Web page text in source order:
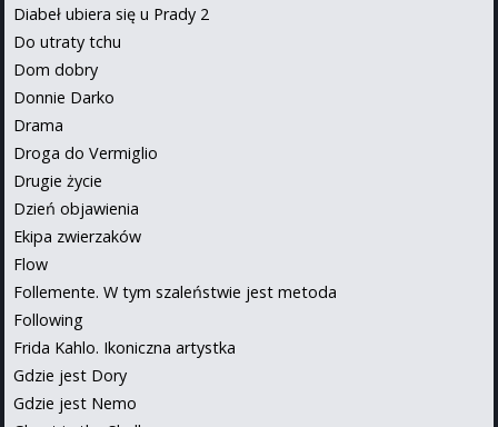
Diabeł ubiera się u Prady 2
Do utraty tchu
Dom dobry
Donnie Darko
Drama
Droga do Vermiglio
Drugie życie
Dzień objawienia
Ekipa zwierzaków
Flow
Follemente. W tym szaleństwie jest metoda
Following
Frida Kahlo. Ikoniczna artystka
Gdzie jest Dory
Gdzie jest Nemo